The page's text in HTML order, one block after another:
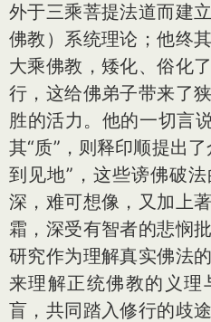
外于三乘菩提法道而建
佛教）系统理论；他终
大乘佛教，矮化、俗化
行，这给佛弟子带来了
胜的活力。他的一切言
其“质”，则释印顺提出
到见地”，这些谤佛破
深，难可想像，又加上
霜，深受有智者的悲悯
研究作为理解真实佛法
来理解正统佛教的义理
盲，共同踏入修行的歧